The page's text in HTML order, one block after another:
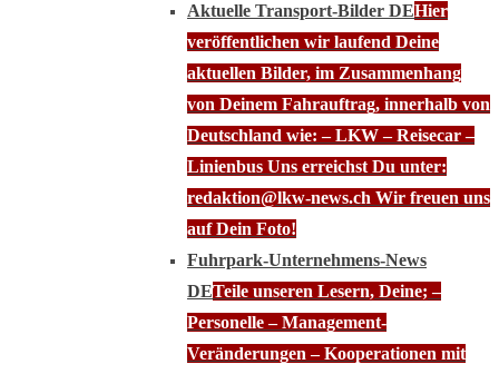
Aktuelle Transport-Bilder DEHier
veröffentlichen wir laufend Deine
aktuellen Bilder, im Zusammenhang
von Deinem Fahrauftrag, innerhalb von
Deutschland wie: – LKW – Reisecar –
Linienbus Uns erreichst Du unter:
redaktion@lkw-news.ch Wir freuen uns
auf Dein Foto!
Fuhrpark-Unternehmens-News
DETeile unseren Lesern, Deine; –
Personelle – Management-
Veränderungen – Kooperationen mit